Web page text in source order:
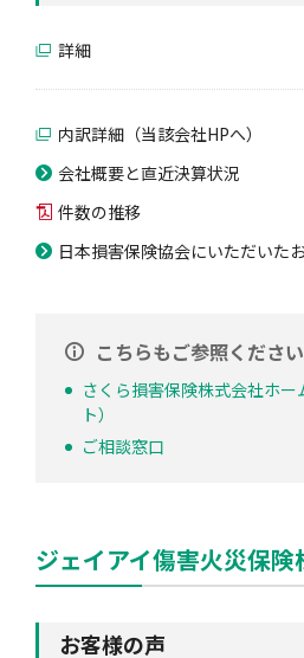
詳細
内訳詳細（当該会社HPへ）
会社概要と直近決算状況
件数の推移
日本損害保険協会にいただいた
こちらもご参照ください
さくら損害保険株式会社ホー
ト）
ご相談窓口
ジェイアイ傷害火災保険
お客様の声